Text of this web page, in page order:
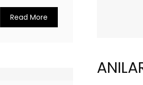
Read More